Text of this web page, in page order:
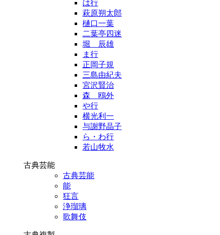
は行
萩原朔太郎
樋口一葉
二葉亭四迷
堀 辰雄
ま行
正岡子規
三島由紀夫
宮沢賢治
森 鴎外
や行
横光利一
与謝野晶子
ら・わ行
若山牧水
古典芸能
古典芸能
能
狂言
浄瑠璃
歌舞伎